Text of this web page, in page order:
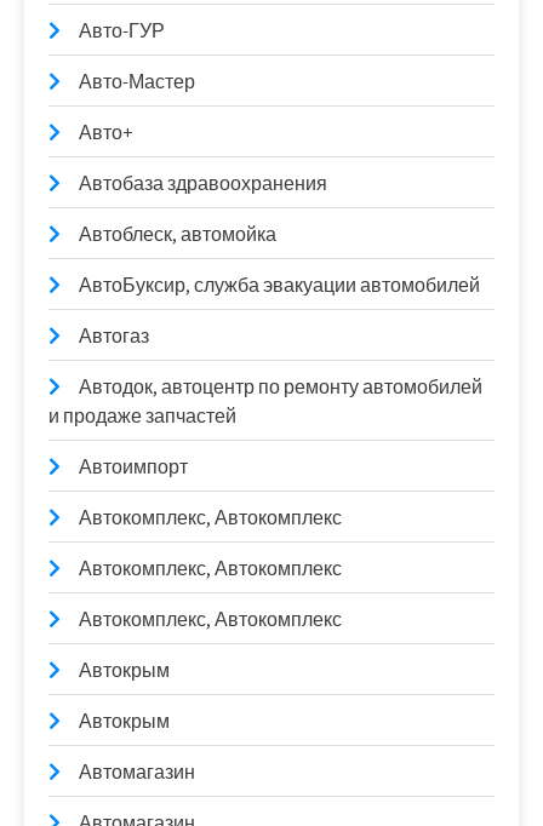
Авто-ГУР
Авто-Мастер
Авто+
Автобаза здравоохранения
Автоблеск, автомойка
АвтоБуксир, служба эвакуации автомобилей
Автогаз
Автодок, автоцентр по ремонту автомобилей
и продаже запчастей
Автоимпорт
Автокомплекс, Автокомплекс
Автокомплекс, Автокомплекс
Автокомплекс, Автокомплекс
Автокрым
Автокрым
Автомагазин